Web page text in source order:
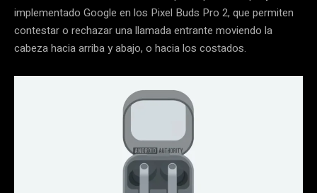
implementado Google en los Pixel Buds Pro 2, que permiten
contestar o rechazar una llamada entrante moviendo la
cabeza hacia arriba y abajo, o hacia los costados.